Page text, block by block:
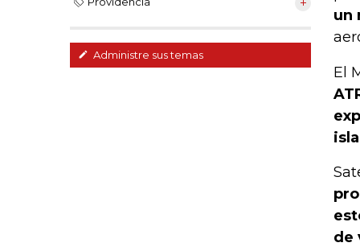
Administre sus temas
un
El
de